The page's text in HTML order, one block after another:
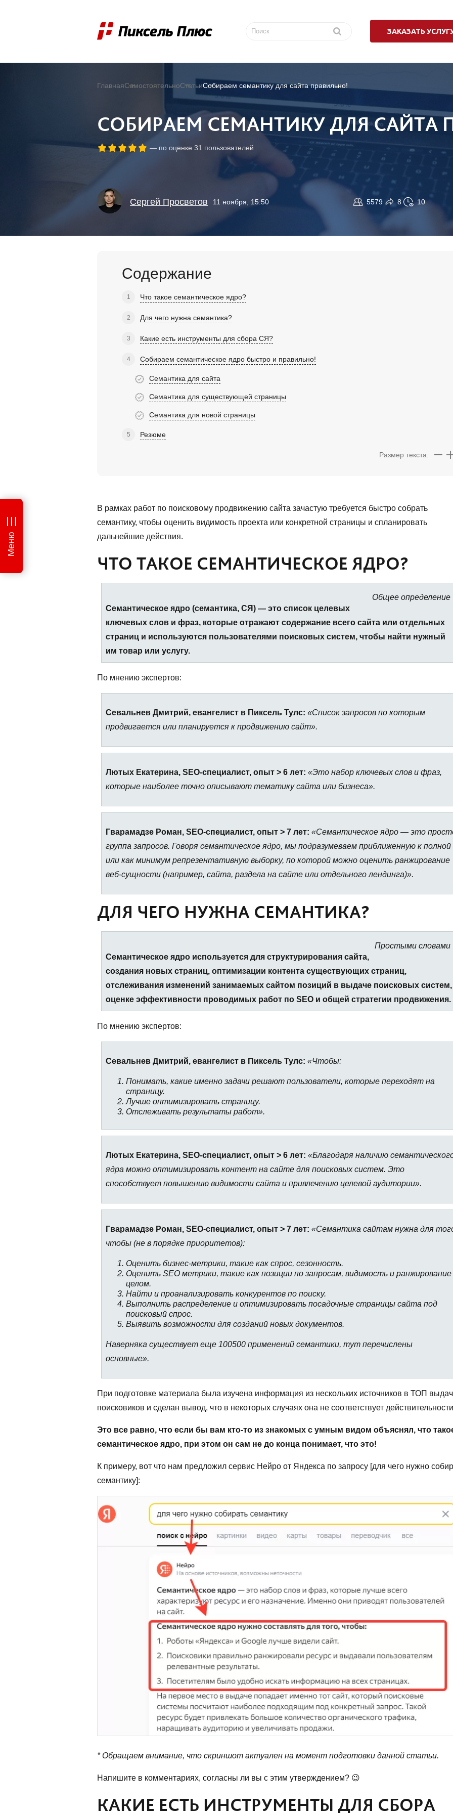
ЗАКАЗАТЬ
ГлавнаяСамостоятельноСтатьиСобираем семантику для сайта правильно!
СОБИРАЕМ СЕМАНТИКУ ДЛЯ САЙТА
— по оценке 31 пользователей
Сергей Просветов 11 ноября, 15:50 5579 8 10
Содержание
Что такое семантическое ядро?
Для чего нужна семантика?
Какие есть инструменты для сбора СЯ?
Собираем семантическое ядро быстро и правильно!
Семантика для сайта
Семантика для существующей страницы
Семантика для новой страницы
Резюме
Размер текста:
В рамках работ по поисковому продвижению сайта зачастую требуется быстро собрать
семантику, чтобы оценить видимость проекта или конкретной страницы и спланировать
дальнейшие действия.
ЧТО ТАКОЕ СЕМАНТИЧЕСКОЕ ЯДРО?
Общее определение
Семантическое ядро (семантика, СЯ) — это список целевых
ключевых слов и фраз, которые отражают содержание всего сайта или отдельных
страниц и используются пользователями поисковых систем, чтобы найти нужный
им товар или услугу.
По мнению экспертов:
Севальнев Дмитрий, евангелист в Пиксель Тулс: «Список запросов по которым
продвигается или планируется к продвижению сайт».
Лютых Екатерина, SEO-специалист, опыт > 6 лет: «Это набор ключевых слов и фраз,
которые наиболее точно описывают тематику сайта или бизнеса».
Гварамадзе Роман, SEO-специалист, опыт > 7 лет: «Семантическое ядро — это
группа запросов. Говоря семантическое ядро, мы подразумеваем приближенную к полной
или как минимум репрезентативную выборку, по которой можно оценить ранжирование
веб-сущности (например, сайта, раздела на сайте или отдельного лендинга)».
ДЛЯ ЧЕГО НУЖНА СЕМАНТИКА?
Простыми словами
Семантическое ядро используется для структурирования сайта,
создания новых страниц, оптимизации контента существующих страниц,
отслеживания изменений занимаемых сайтом позиций в выдаче поисковых систем,
оценке эффективности проводимых работ по SEO и общей стратегии продвижения.
По мнению экспертов:
Севальнев Дмитрий, евангелист в Пиксель Тулс: «Чтобы:
Понимать, какие именно задачи решают пользователи, которые переходят на
страницу.
Лучше оптимизировать страницу.
Отслеживать результаты работ».
Лютых Екатерина, SEO-специалист, опыт > 6 лет: «Благодаря наличию
ядра можно оптимизировать контент на сайте для поисковых систем. Это
способствует повышению видимости сайта и привлечению целевой аудитории».
Гварамадзе Роман, SEO-специалист, опыт > 7 лет: «Семантика сайтам нужна для
чтобы (не в порядке приоритетов):
Оценить бизнес-метрики, такие как спрос, сезонность.
Оценить SEO метрики, такие как позиции по запросам, видимость и ранжирование
целом.
Найти и проанализировать конкурентов по поиску.
Выполнить распределение и оптимизировать посадочные страницы сайта под
поисковый спрос.
Выявить возможности для созданий новых документов.
Наверняка существует еще 100500 применений семантики, тут перечислены
основные».
При подготовке материала была изучена информация из нескольких источников в ТОП
поисковиков и сделан вывод, что в некоторых случаях она не соответствует
Это все равно, что если бы вам кто-то из знакомых с умным видом объяснял, что
семантическое ядро, при этом он сам не до конца понимает, что это!
К примеру, вот что нам предложил сервис Нейро от Яндекса по запросу [для чего нужно
семантику]:
* Обращаем внимание, что скриншот актуален на момент подготовки данной статьи.
Напишите в комментариях, согласны ли вы с этим утверждением? 😉
КАКИЕ ЕСТЬ ИНСТРУМЕНТЫ ДЛЯ СБОРА
Меню